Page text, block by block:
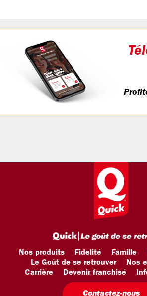
Nos produits Fidelité Famille
Le Goût de se retrouver
Nos
Carrière
Devenir franchisé
Contactez-nous